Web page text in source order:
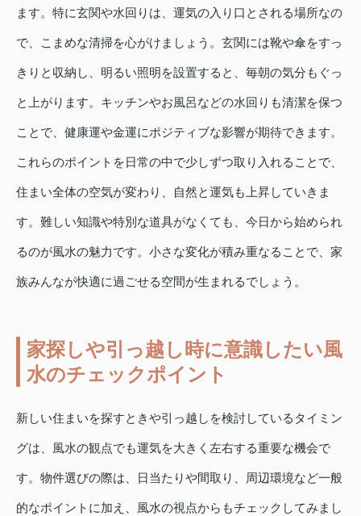
ます。特に玄関や水回りは、運気の入り口とされる場所なの
で、こまめな清掃を心がけましょう。玄関には靴や傘をすっ
きりと収納し、明るい照明を設置すると、毎朝の気分もぐっ
と上がります。キッチンやお風呂などの水回りも清潔を保つ
ことで、健康運や金運にポジティブな影響が期待できます。
これらのポイントを日常の中で少しずつ取り入れることで、
住まい全体の空気が変わり、自然と運気も上昇していきま
す。難しい知識や特別な道具がなくても、今日から始められ
るのが風水の魅力です。小さな変化が積み重なることで、家
族みんなが快適に過ごせる空間が生まれるでしょう。
家探しや引っ越し時に意識したい風
水のチェックポイント
新しい住まいを探すときや引っ越しを検討しているタイミン
グは、風水の観点でも運気を大きく左右する重要な機会で
す。物件選びの際は、日当たりや間取り、周辺環境など一般
的なポイントに加え、風水の視点からもチェックしてみまし